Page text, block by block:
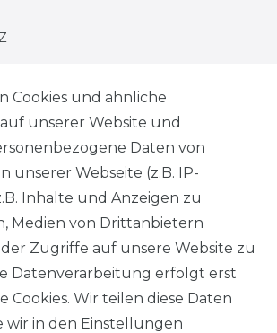
Cookies und ähnliche
unserer Website und
Daten von
unserer Webseite (z.B. IP-
Inhalte und Anzeigen zu
Medien von Drittanbietern
Zugriffe auf unsere Website zu
Datenverarbeitung erfolgt erst
Cookies. Wir teilen diese Daten
wir in den Einstellungen